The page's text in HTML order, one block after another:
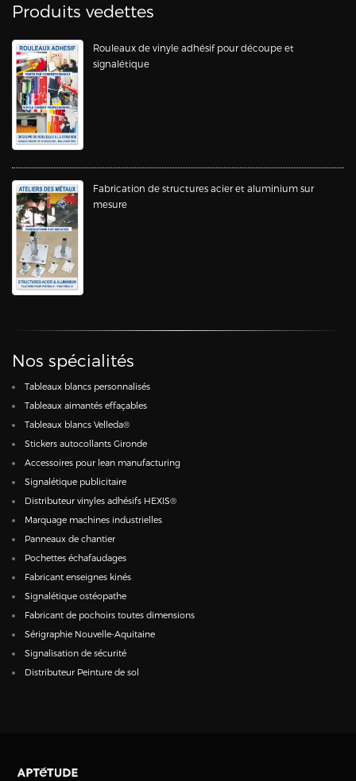
Produits vedettes
Rouleaux de vinyle adhésif pour découpe et
signalétique
Fabrication de structures acier et aluminium sur
mesure
Nos spécialités
Tableaux blancs personnalisés
Tableaux aimantés effaçables
Tableaux blancs Velleda®
Stickers autocollants Gironde
Accessoires pour lean manufacturing
Signalétique publicitaire
Distributeur vinyles adhésifs HEXIS®
Marquage machines industrielles
Panneaux de chantier
Pochettes échafaudages
Fabricant enseignes kinés
Signalétique ostéopathe
Fabricant de pochoirs toutes dimensions
Sérigraphie Nouvelle-Aquitaine
Signalisation de sécurité
Distributeur Peinture de sol